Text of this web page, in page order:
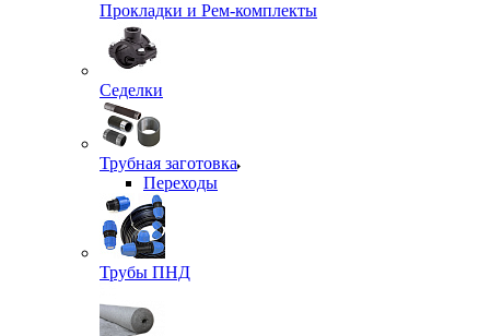
Прокладки и Рем-комплекты
Седелки
Трубная заготовка
Переходы
Трубы ПНД